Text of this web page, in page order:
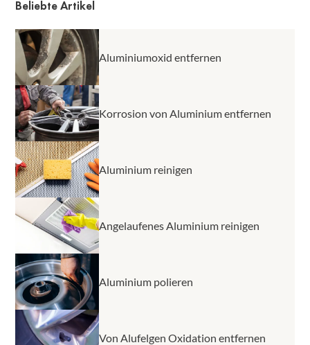
wissen, dass eine Oxidschicht eine höhere Festigkeit
während das Alu zerkratzt.
Beliebte Artikel
Aluminiumoxid entfernen
Korrosion von Aluminium entfernen
Aluminium reinigen
Angelaufenes Aluminium reinigen
Aluminium polieren
Von Alufelgen Oxidation entfernen